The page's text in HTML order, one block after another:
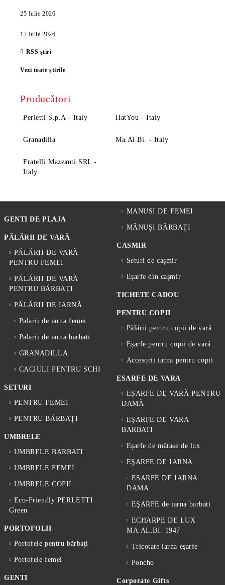
25 Iulie 2026
17 Iulie 2026
RSS știri
Vezi toate știrile
Producători
Perletti S.p.A - Italy HatYou - Italy
Granadilla Ma.Al.Bi. - Italy
Fratelli Mazzanti SRL -
Italy
GENTI DE PLAJA
PĂLĂRII DE VARĂ
PĂLĂRII DE VARĂ
PENTRU FEMEI
PĂLĂRII DE VARĂ
PENTRU BĂRBAȚI
PĂLĂRII DE IARNĂ
Palarii de iarna femei
Palarii de iarna barbati
GRANADILLA
CACIULI PENTRU SCHI
SETURI
PENTRU FEMEI
PENTRU BĂRBAȚI
UMBRELE
UMBRELE BARBATI
UMBRELE FEMEI
UMBRELE COPII
Eco-Friendly PERLETTI
Green
PORTOFOLII
Portofele pentru bărbați
Portofele femei
GENTI
MANUSI DE FEMEI
MĂNUȘI BĂRBAȚI
CASMIR
Seturi de cașmir
Eșarfe din cașmir
TICHETE CADOU
PENTRU COPII
Pălării pentru copii de vară
Eșarfe pentru copii de vară
Accesorii iarna pentru copii
ESARFE DE VARA
EȘARFE DE VARĂ PENTRU
DAMĂ
EŞARFE DE VARA
BARBATI
Eșarfe de mătase de lux
EŞARFE DE IARNA
ESARFE DE IARNA
DAMA
EŞARFE de iarna barbati
ECHARPE DE LUX
MA.AL.BI. 1947
Tricotate iarna eşarfe
Poncho
Corporate Gifts